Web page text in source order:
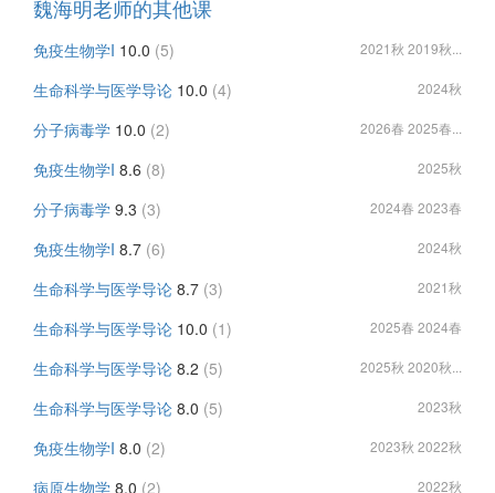
魏海明老师的其他课
免疫生物学I 10.0 (5) 2021秋 2019秋...
生命科学与医学导论 10.0 (4) 2024秋
分子病毒学 10.0 (2) 2026春 2025春...
免疫生物学I 8.6 (8) 2025秋
分子病毒学 9.3 (3) 2024春 2023春
免疫生物学I 8.7 (6) 2024秋
生命科学与医学导论 8.7 (3) 2021秋
生命科学与医学导论 10.0 (1) 2025春 2024春
生命科学与医学导论 8.2 (5) 2025秋 2020秋...
生命科学与医学导论 8.0 (5) 2023秋
免疫生物学I 8.0 (2) 2023秋 2022秋
病原生物学 8.0 (2) 2022秋